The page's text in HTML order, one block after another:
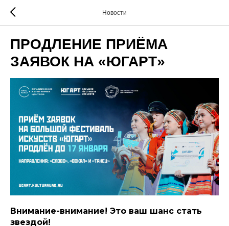
Новости
ПРОДЛЕНИЕ ПРИЁМА
ЗАЯВОК НА «ЮГАРТ»
Внимание-внимание! Это ваш шанс стать
звездой!